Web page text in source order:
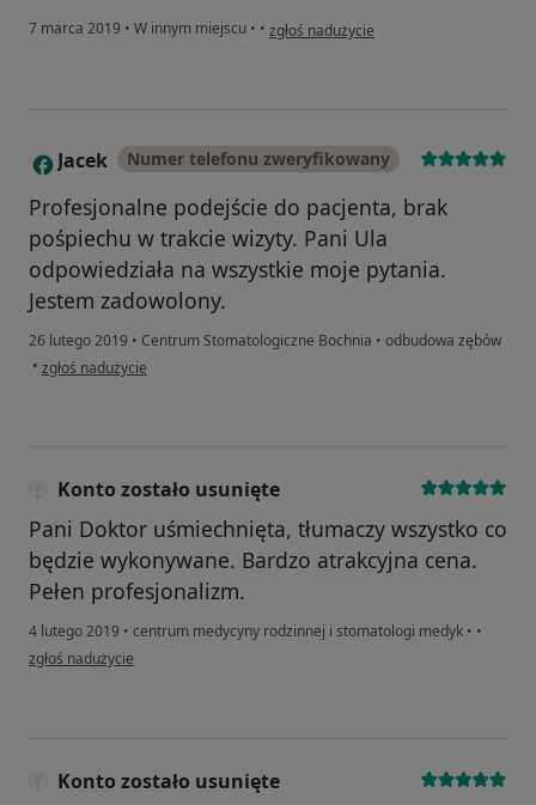
7 marca 2019 • W innym miejscu • • w opinii użytkownika Dorota
zgłoś nadużycie
J Jacek Numer telefonu zweryfikowany
Profesjonalne podejście do pacjenta, brak
pośpiechu w trakcie wizyty. Pani Ula
odpowiedziała na wszystkie moje pytania.
Jestem zadowolony.
26 lutego 2019 • Centrum Stomatologiczne Bochnia • odbudowa zębów
• w opinii użytkownika Jacek
zgłoś nadużycie
Konto zostało usunięte
Pani Doktor uśmiechnięta, tłumaczy wszystko co
będzie wykonywane. Bardzo atrakcyjna cena.
Pełen profesjonalizm.
4 lutego 2019 • centrum medycyny rodzinnej i stomatologi medyk • •
w opinii użytkownika Konto zostało usunięte
zgłoś nadużycie
Konto zostało usunięte